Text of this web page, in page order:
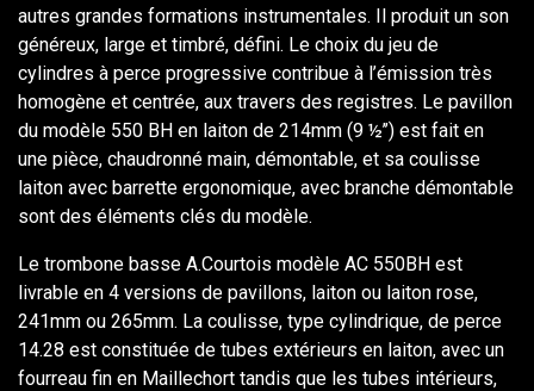
autres grandes formations instrumentales. Il produit un son
généreux, large et timbré, défini. Le choix du jeu de
cylindres à perce progressive contribue à l’émission très
homogène et centrée, aux travers des registres. Le pavillon
du modèle 550 BH en laiton de 214mm (9 ½’’) est fait en
une pièce, chaudronné main, démontable, et sa coulisse
laiton avec barrette ergonomique, avec branche démontable
sont des éléments clés du modèle.
Le trombone basse A.Courtois modèle AC 550BH est
livrable en 4 versions de pavillons, laiton ou laiton rose,
241mm ou 265mm. La coulisse, type cylindrique, de perce
14.28 est constituée de tubes extérieurs en laiton, avec un
fourreau fin en Maillechort tandis que les tubes intérieurs,